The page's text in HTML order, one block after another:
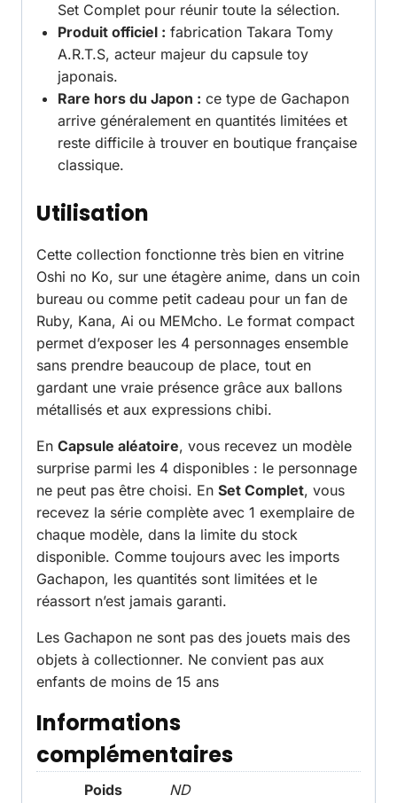
Set Complet pour réunir toute la sélection.
Produit officiel : fabrication Takara Tomy
A.R.T.S, acteur majeur du capsule toy
japonais.
Rare hors du Japon : ce type de Gachapon
arrive généralement en quantités limitées et
reste difficile à trouver en boutique française
classique.
Utilisation
Cette collection fonctionne très bien en vitrine
Oshi no Ko, sur une étagère anime, dans un coin
bureau ou comme petit cadeau pour un fan de
Ruby, Kana, Ai ou MEMcho. Le format compact
permet d’exposer les 4 personnages ensemble
sans prendre beaucoup de place, tout en
gardant une vraie présence grâce aux ballons
métallisés et aux expressions chibi.
En Capsule aléatoire, vous recevez un modèle
surprise parmi les 4 disponibles : le personnage
ne peut pas être choisi. En Set Complet, vous
recevez la série complète avec 1 exemplaire de
chaque modèle, dans la limite du stock
disponible. Comme toujours avec les imports
Gachapon, les quantités sont limitées et le
réassort n’est jamais garanti.
Les Gachapon ne sont pas des jouets mais des
objets à collectionner. Ne convient pas aux
enfants de moins de 15 ans
Informations
complémentaires
Poids ND